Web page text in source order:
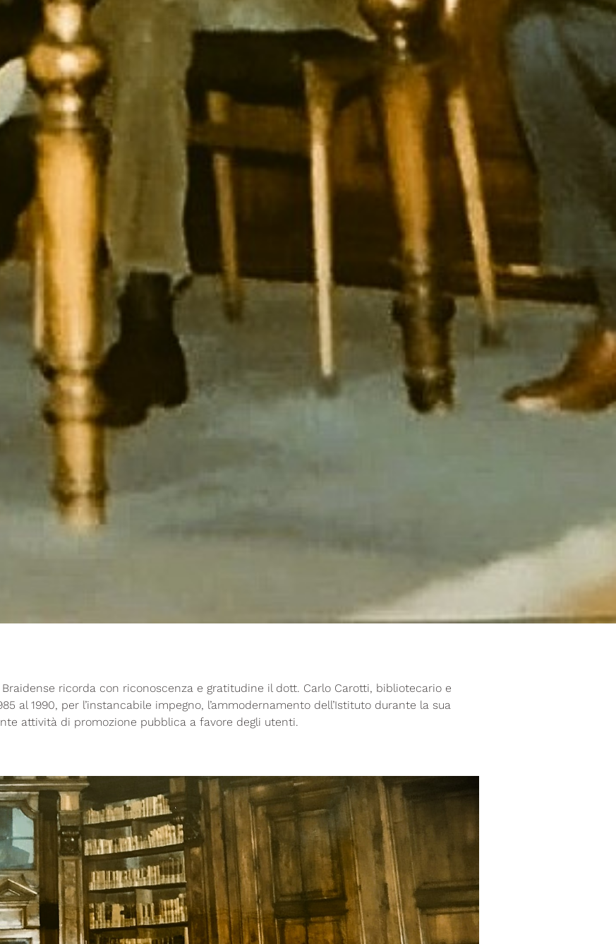
ricorda con riconoscenza e gratitudine il dott. Carlo Carotti, bibliotecario e
al 1990, per l’instancabile impegno, l’ammodernamento dell’Istituto durante la sua
attività di promozione pubblica a favore degli utenti.